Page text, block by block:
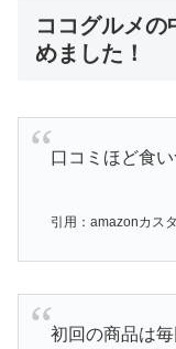
ココグルメの
めました！
口コミほど食
引用：amazonカス
初回の商品は